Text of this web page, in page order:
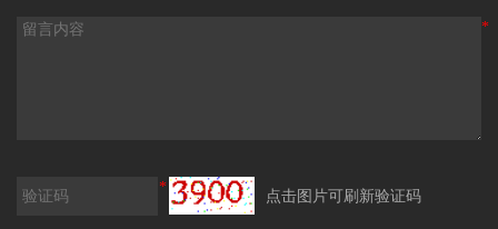
*
*
点击图片可刷新验证码